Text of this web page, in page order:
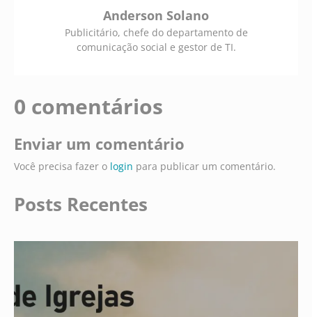
Publicitário, chefe do departamento de
comunicação social e gestor de TI.
Anderson Solano
0 comentários
Enviar um comentário
Você precisa fazer o login para publicar um comentário.
Posts Recentes